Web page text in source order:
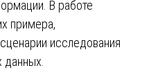
В работе
примера,
исследования